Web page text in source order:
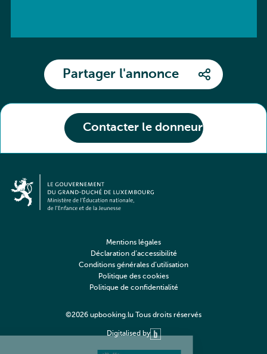
Contacter le donneur
Partager l'annonce
©2026 upbooking.lu Tous droits réservés
Mentions légales
Déclaration d’accessibilité
Conditions générales d’utilisation
Politique des cookies
Politique de confidentialité
Digitalised by